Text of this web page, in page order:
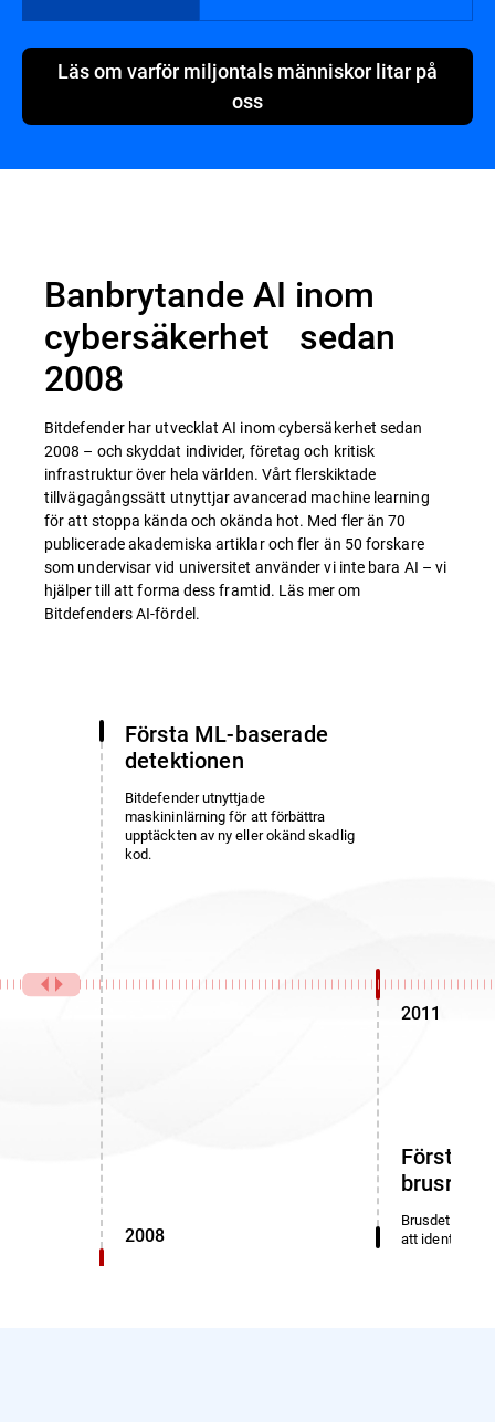
Läs om varför miljontals människor litar på
oss
Banbrytande AI inom
cybersäkerhet sedan
2008
Bitdefender har utvecklat AI inom cybersäkerhet sedan
2008 – och skyddat individer, företag och kritisk
infrastruktur över hela världen. Vårt flerskiktade
tillvägagångssätt utnyttjar avancerad machine learning
för att stoppa kända och okända hot. Med fler än 70
publicerade akademiska artiklar och fler än 50 forskare
som undervisar vid universitet använder vi inte bara AI – vi
hjälper till att forma dess framtid. Läs mer om
Bitdefenders AI-fördel.
2008
Första ML-baserade
detektionen
Bitdefender utnyttjade
maskininlärning för att förbättra
upptäckten av ny eller okänd skadlig
kod.
2011
Första
att identifiera